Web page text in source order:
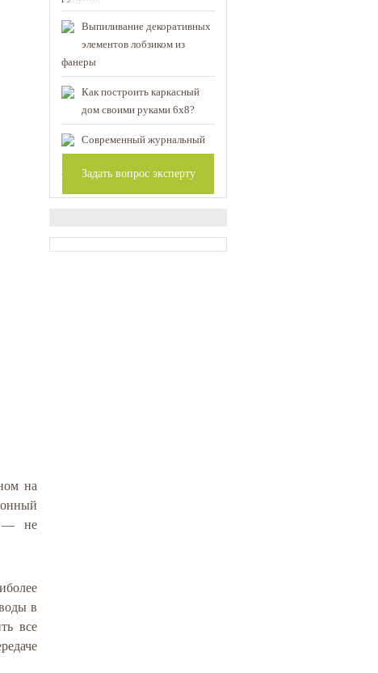
на
— не
в
все
Выпиливание декоративных
элементов лобзиком из
фанеры
Как построить каркасный
дом своими руками 6х8?
Современный журнальный
стол своими руками:
чертежи и описание конструкции
Задать вопрос эксперту